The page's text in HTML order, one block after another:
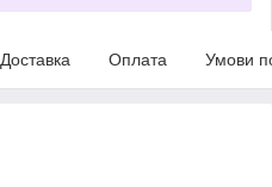
Доставка Оплата Умови